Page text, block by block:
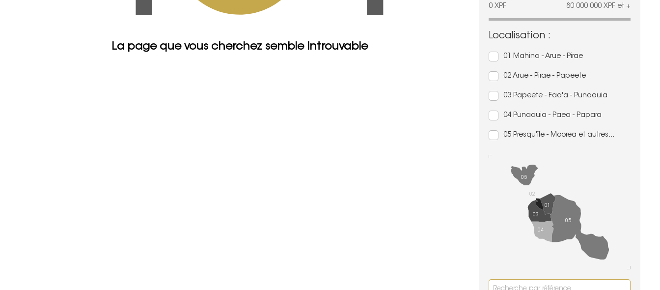
La page que vous cherchez semble introuvable
0 XPF 80 000 000 XPF et +
Localisation :
01 Mahina - Arue - Pirae
02 Arue - Pirae - Papeete
03 Papeete - Faa'a - Punaauia
04 Punaauia - Paea - Papara
05 Presqu'île - Moorea et autres...
01
02
03
04
05
05